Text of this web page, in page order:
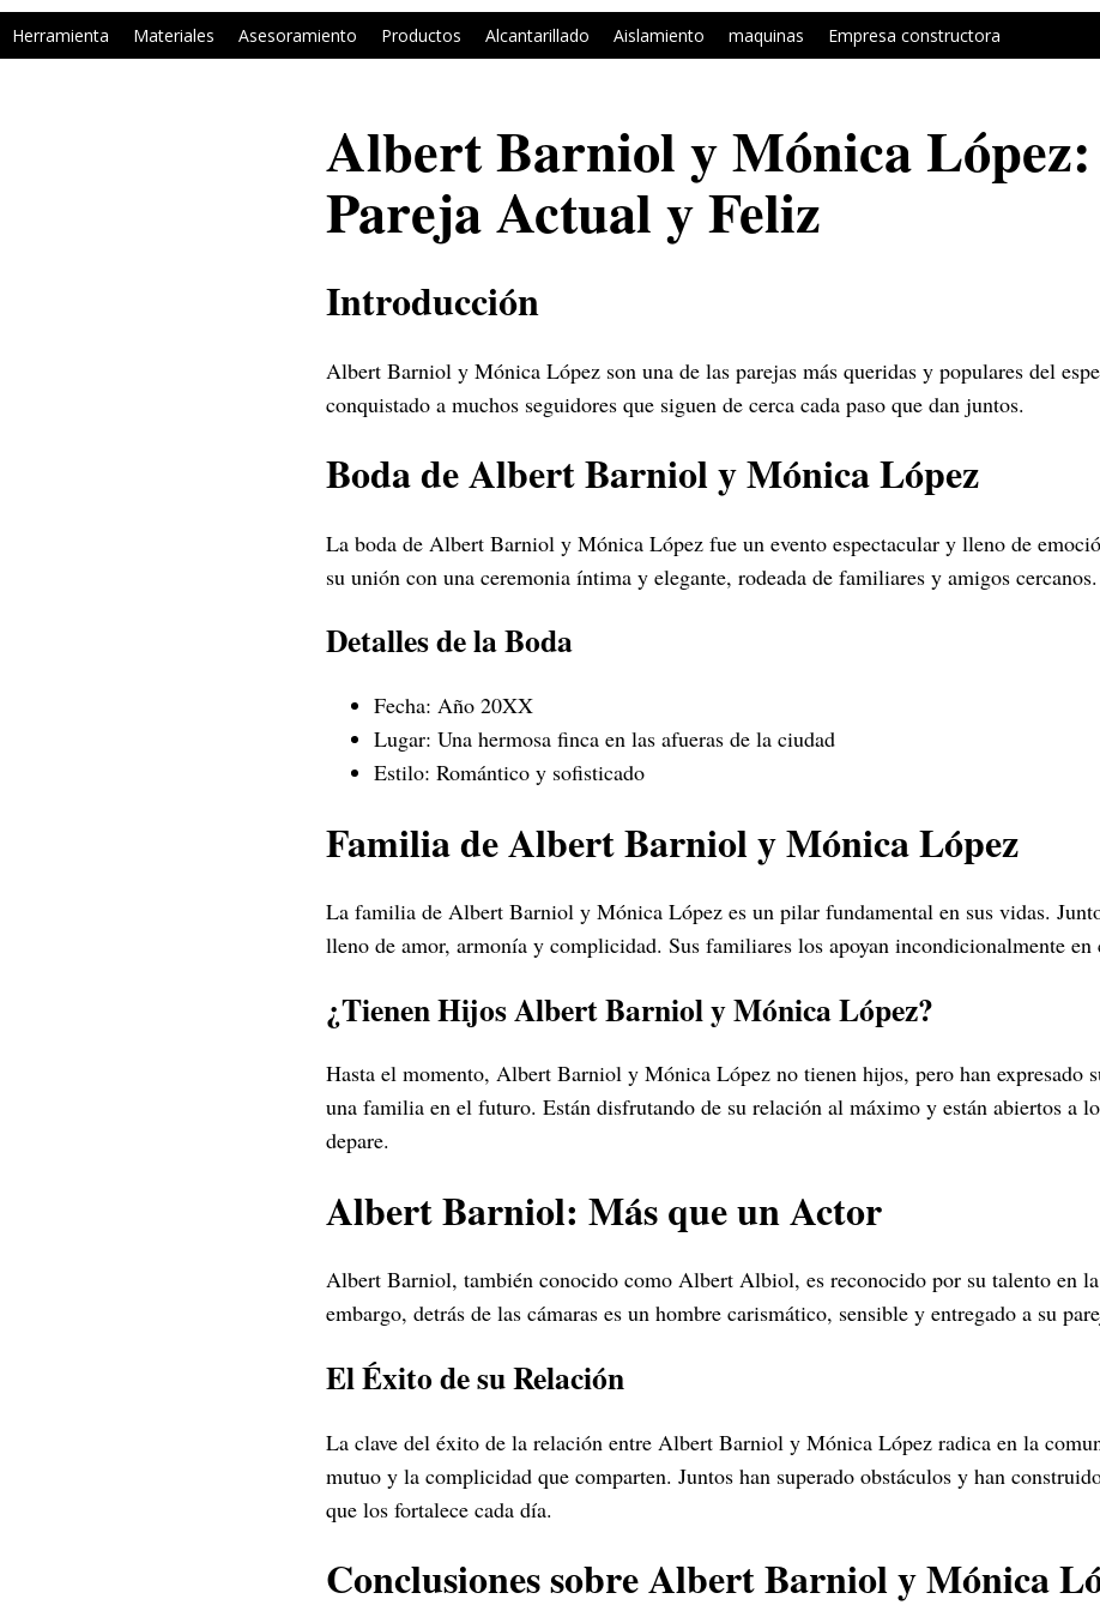
Herramienta Materiales Asesoramiento Productos Alcantarillado Aislamiento maquinas Empresa constructora
Albert Barniol y Mónica
Pareja Actual y Feliz
Introducción
Albert Barniol y Mónica López son una de las parejas más queridas y populares del
conquistado a muchos seguidores que siguen de cerca cada paso que dan juntos.
Boda de Albert Barniol y Mónica López
La boda de Albert Barniol y Mónica López fue un evento espectacular y lleno de
su unión con una ceremonia íntima y elegante, rodeada de familiares y amigos cercanos.
Detalles de la Boda
Fecha: Año 20XX
Lugar: Una hermosa finca en las afueras de la ciudad
Estilo: Romántico y sofisticado
Familia de Albert Barniol y Mónica López
La familia de Albert Barniol y Mónica López es un pilar fundamental en sus vidas.
lleno de amor, armonía y complicidad. Sus familiares los apoyan incondicionalmente en
¿Tienen Hijos Albert Barniol y Mónica López?
Hasta el momento, Albert Barniol y Mónica López no tienen hijos, pero han expresado
una familia en el futuro. Están disfrutando de su relación al máximo y están abiertos a
depare.
Albert Barniol: Más que un Actor
Albert Barniol, también conocido como Albert Albiol, es reconocido por su talento en
embargo, detrás de las cámaras es un hombre carismático, sensible y entregado a su
El Éxito de su Relación
La clave del éxito de la relación entre Albert Barniol y Mónica López radica en la
mutuo y la complicidad que comparten. Juntos han superado obstáculos y han
que los fortalece cada día.
Conclusiones sobre Albert Barniol y Mónica